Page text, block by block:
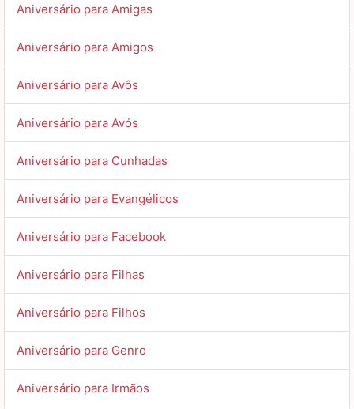
Aniversário para Amigas
Aniversário para Amigos
Aniversário para Avôs
Aniversário para Avós
Aniversário para Cunhadas
Aniversário para Evangélicos
Aniversário para Facebook
Aniversário para Filhas
Aniversário para Filhos
Aniversário para Genro
Aniversário para Irmãos